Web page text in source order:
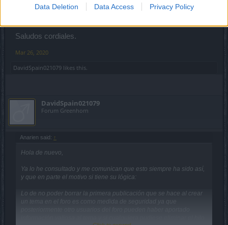
Data Deletion Data Access Privacy Policy
claro por tu parte nos lo comunicas por favor, para dejar el
Saludos cordiales.
Mar 26, 2020
DavidSpain021079 likes this.
DavidSpain021079
Forum Greenhorn
Anarien said: ↑
Hola de nuevo,
Ya lo he consultado y me comunican que esto siempre ha sido así,
y que en parte el motivo si tiene su lógica:
Lo de no poder borrar la primera publicación que se hace al crear
un tema en el foro es como medida de seguridad ya que